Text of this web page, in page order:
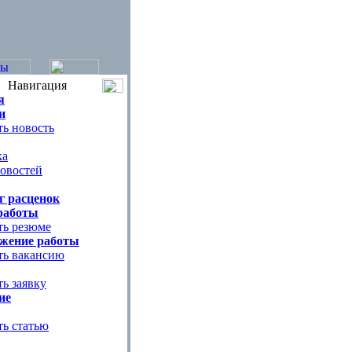
Навигация
новость
расценок
резюме
работы
вакансию
заявку
статью